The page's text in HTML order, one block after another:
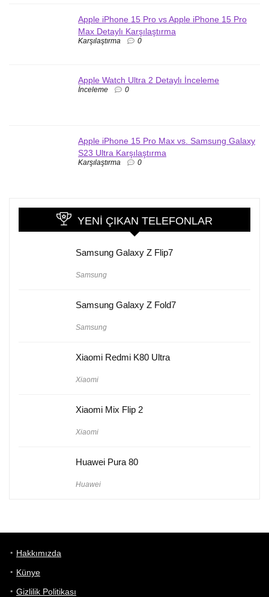
Apple iPhone 15 Pro vs Apple iPhone 15 Pro
Max Detaylı Karşılaştırma
Karşılaştırma 0
Apple Watch Ultra 2 Detaylı İnceleme
İnceleme 0
Apple iPhone 15 Pro Max vs. Samsung Galaxy
S23 Ultra Karşılaştırma
Karşılaştırma 0
YENI ÇIKAN TELEFONLAR
Samsung Galaxy Z Flip7
Samsung
Samsung Galaxy Z Fold7
Samsung
Xiaomi Redmi K80 Ultra
Xiaomi
Xiaomi Mix Flip 2
Xiaomi
Huawei Pura 80
Huawei
Hakkımızda
Künye
Gizlilik Politikası